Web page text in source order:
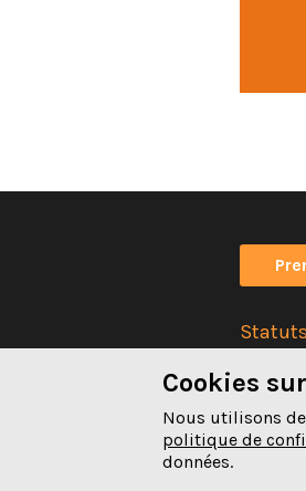
Statuts
Cookies
Nous utilisons
politique de
données.